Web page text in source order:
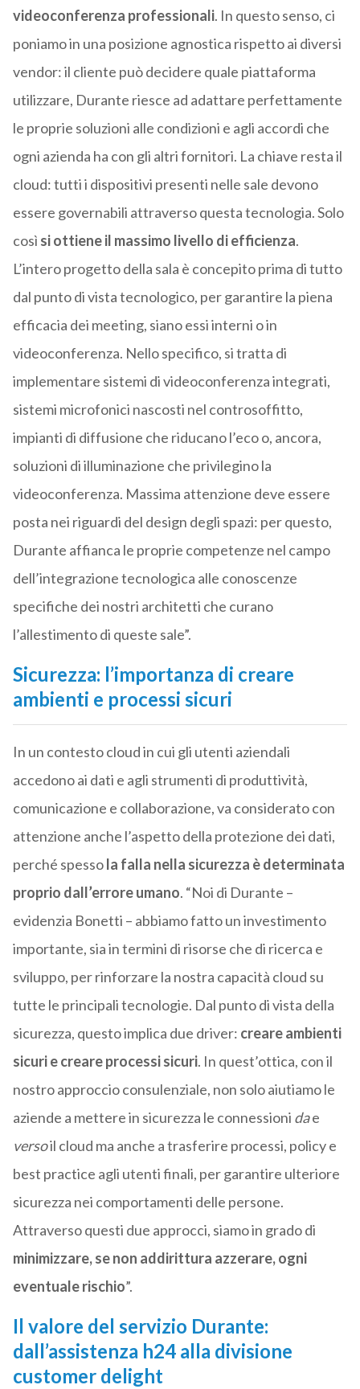
videoconferenza professionali. In questo senso, ci
poniamo in una posizione agnostica rispetto ai diversi
vendor: il cliente può decidere quale piattaforma
utilizzare, Durante riesce ad adattare perfettamente
le proprie soluzioni alle condizioni e agli accordi che
ogni azienda ha con gli altri fornitori. La chiave resta il
cloud: tutti i dispositivi presenti nelle sale devono
essere governabili attraverso questa tecnologia. Solo
così si ottiene il massimo livello di efficienza.
L’intero progetto della sala è concepito prima di tutto
dal punto di vista tecnologico, per garantire la piena
efficacia dei meeting, siano essi interni o in
videoconferenza. Nello specifico, si tratta di
implementare sistemi di videoconferenza integrati,
sistemi microfonici nascosti nel controsoffitto,
impianti di diffusione che riducano l’eco o, ancora,
soluzioni di illuminazione che privilegino la
videoconferenza. Massima attenzione deve essere
posta nei riguardi del design degli spazi: per questo,
Durante affianca le proprie competenze nel campo
dell’integrazione tecnologica alle conoscenze
specifiche dei nostri architetti che curano
l’allestimento di queste sale”.
Sicurezza: l’importanza di creare
ambienti e processi sicuri
In un contesto cloud in cui gli utenti aziendali
accedono ai dati e agli strumenti di produttività,
comunicazione e collaborazione, va considerato con
attenzione anche l’aspetto della protezione dei dati,
perché spessola falla nella sicurezza è determinata
proprio dall’errore umano. “Noi di Durante –
evidenzia Bonetti – abbiamo fatto un investimento
importante, sia in termini di risorse che di ricerca e
sviluppo, per rinforzare la nostra capacità cloud su
tutte le principali tecnologie. Dal punto di vista della
sicurezza, questo implica due driver: creare ambienti
sicuri e creare processi sicuri. In quest’ottica, con il
nostro approccio consulenziale, non solo aiutiamo le
aziende a mettere in sicurezza le connessioni dae
versoil cloud ma anche a trasferire processi, policy e
best practice agli utenti finali, per garantire ulteriore
sicurezza nei comportamenti delle persone.
Attraverso questi due approcci, siamo in grado di
minimizzare, se non addirittura azzerare, ogni
eventuale rischio”.
Il valore del servizio Durante:
dall’assistenza h24 alla divisione
customer delight